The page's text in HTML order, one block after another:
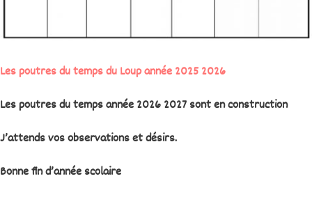
Les poutres du temps du Loup année 2025 2026
Les poutres du temps année 2026 2027 sont en construction
J’attends vos observations et désirs.
Bonne fin d’année scolaire